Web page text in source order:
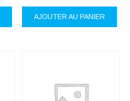
AJOUTER AU PANIER